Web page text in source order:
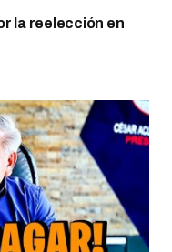
la reelección en